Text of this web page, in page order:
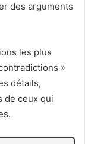
des arguments
les plus
»
détails,
de ceux qui